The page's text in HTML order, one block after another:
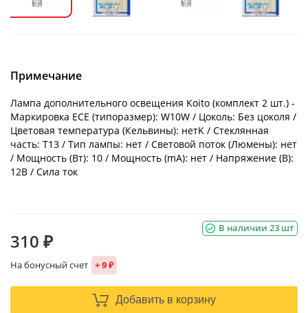
Примечание
Лампа дополнительного освещения Koito (комплект 2 шт.) -
Маркировка ECE (типоразмер): W10W / Цоколь: Без цоколя /
Цветовая температура (Кельвины): нетK / Стеклянная
часть: T13 / Тип лампы: нет / Световой поток (Люмены): нет
/ Мощность (Вт): 10 / Мощность (mA): нет / Напряжение (В):
12В / Сила ток
В наличии 23 шт
310 ₽
На бонусный счет + 9 ₽
Добавить в корзину